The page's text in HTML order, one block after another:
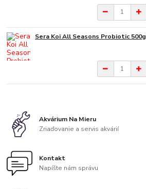
Sera Koi All Seasons Probiotic 500g
Akvárium Na Mieru
Zriaďovanie a servis akvárií
Kontakt
Napíšte nám správu